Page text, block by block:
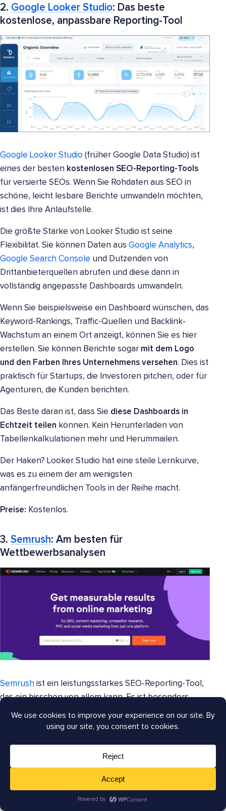
2. Google Looker Studio: Das beste
kostenlose, anpassbare Reporting-Tool
Google Looker Studio (früher Google Data Studio) ist
eines der besten kostenlosen SEO-Reporting-Tools
für versierte SEOs. Wenn Sie Rohdaten aus SEO in
schöne, leicht lesbare Berichte umwandeln möchten,
ist dies Ihre Anlaufstelle.
Die größte Stärke von Looker Studio ist seine
Flexibilität. Sie können Daten aus Google Analytics,
Google Search Console und Dutzenden von
Drittanbieterquellen abrufen und diese dann in
vollständig angepasste Dashboards umwandeln.
Wenn Sie beispielsweise ein Dashboard wünschen, das
Keyword-Rankings, Traffic-Quellen und Backlink-
Wachstum an einem Ort anzeigt, können Sie es hier
erstellen. Sie können Berichte sogar mit dem Logo
und den Farben Ihres Unternehmens versehen. Dies ist
praktisch für Startups, die Investoren pitchen, oder für
Agenturen, die Kunden berichten.
Das Beste daran ist, dass Sie diese Dashboards in
Echtzeit teilen können. Kein Herunterladen von
Tabellenkalkulationen mehr und Herummailen.
Der Haken? Looker Studio hat eine steile Lernkurve,
was es zu einem der am wenigsten
anfängerfreundlichen Tools in der Reihe macht.
Preise: Kostenlos.
3. Semrush: Am besten für
Wettbewerbsanalysen
Semrush ist ein leistungsstarkes SEO-Reporting-Tool,
das ein bisschen von allem kann. Es ist besonders
nützlich, wenn Sie
sowohl Reporting als auch
Wettbewerbsanalysean einem Ort wünschen.
Mit Semrush können Sie:
Keyword-Rankings im Laufe der Zeit verfolgen
Backlinks überwachen (neu und verloren)
technische SEO-Probleme